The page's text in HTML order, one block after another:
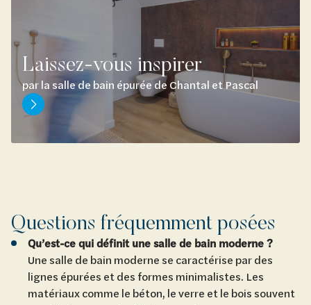
Laissez-vous inspirer
par la salle de bain épurée de Chantal et Pascal
Questions fréquemment posées
Qu’est-ce qui définit une salle de bain moderne ?
Une salle de bain moderne se caractérise par des
lignes épurées et des formes minimalistes. Les
matériaux comme le béton, le verre et le bois souvent